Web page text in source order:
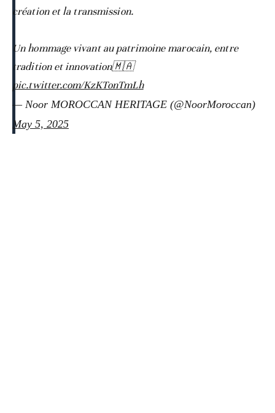
création et la transmission.
Un hommage vivant au patrimoine marocain, entre
tradition et innovation🇲🇦
pic.twitter.com/KzKTonTmLh
— Noor MOROCCAN HERITAGE (@NoorMoroccan)
May 5, 2025